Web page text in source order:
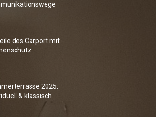
des Carport mit
2025:
& klassisch